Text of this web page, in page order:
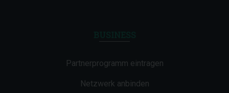
Partnerprogramm eintragen
Netzwerk anbinden